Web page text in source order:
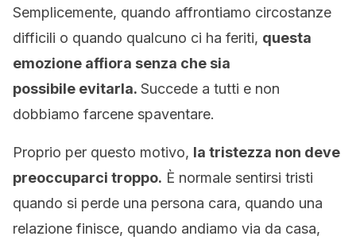
Semplicemente, quando affrontiamo circostanze
difficili o quando qualcuno ci ha feriti, questa
emozione affiora senza che sia
possibile evitarla. Succede a tutti e non
dobbiamo farcene spaventare.
Proprio per questo motivo, la tristezza non deve
preoccuparci troppo. È normale sentirsi tristi
quando si perde una persona cara, quando una
relazione finisce, quando andiamo via da casa,